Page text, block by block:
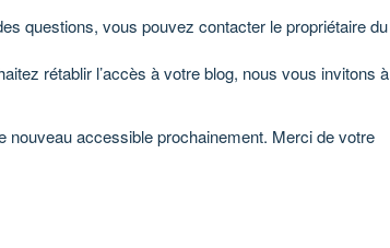
questions, vous pouvez contacter le propriétaire du
rétablir l’accès à votre blog, nous vous invitons à
nouveau accessible prochainement. Merci de votre